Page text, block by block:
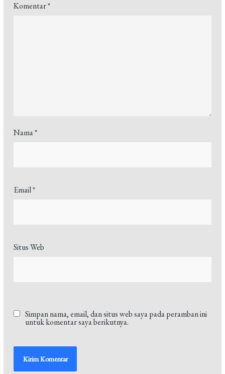
Komentar*
Nama*
Email*
Situs Web
Simpan nama, email, dan situs web saya pada peramban ini
untuk komentar saya berikutnya.